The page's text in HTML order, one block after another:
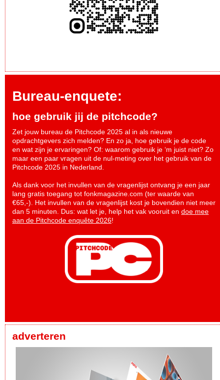
Bureau-enquete:
hoe gebruik jij de pitchcode?
Zet jouw bureau de Pitchcode 2025 al in als nieuwe
opdrachtgevers zich melden? En zo ja, hoe gebruik je de code
en wat zijn je ervaringen? Of: waarom gebruik je ‘m juist niet? Zo
maar een paar vragen uit de nul-meting over het gebruik van de
Pitchcode 2025 in Nederland.
Als dank voor het invullen van de vragenlijst ontvang je een jaar
lang gratis toegang tot fonkmagazine.com (ter waarde van
€65,-). Het invullen van de vragenlijst kost je bovendien niet meer
dan 5 minuten. Dus: wat let je, help het vak vooruit en doe mee
aan de Pitchcode enquête 2026!
adverteren